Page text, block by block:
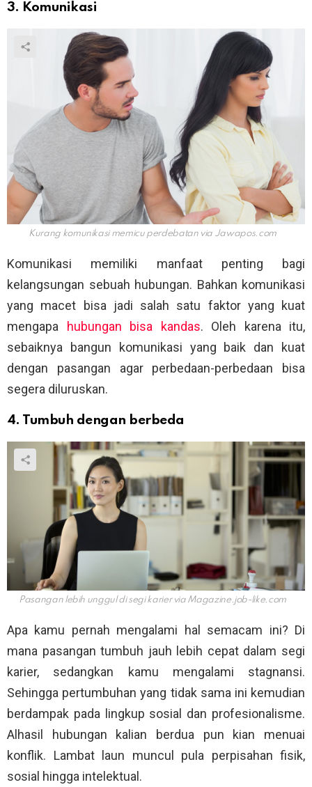
3. Komunikasi
Kurang komunikasi memicu perdebatan via Jawapos.com
Komunikasi memiliki manfaat penting bagi
kelangsungan sebuah hubungan. Bahkan komunikasi
yang macet bisa jadi salah satu faktor yang kuat
mengapa
hubungan bisa kandas. Oleh karena itu,
sebaiknya bangun komunikasi yang baik dan kuat
dengan pasangan agar perbedaan-perbedaan bisa
segera diluruskan.
4. Tumbuh dengan berbeda
Pasangan lebih unggul di segi karier via Magazine.job-like.com
Apa kamu pernah mengalami hal semacam ini? Di
mana pasangan tumbuh jauh lebih cepat dalam segi
karier, sedangkan kamu mengalami stagnansi.
Sehingga pertumbuhan yang tidak sama ini kemudian
berdampak pada lingkup sosial dan profesionalisme.
Alhasil hubungan kalian berdua pun kian menuai
konflik. Lambat laun muncul pula perpisahan fisik,
sosial hingga intelektual.